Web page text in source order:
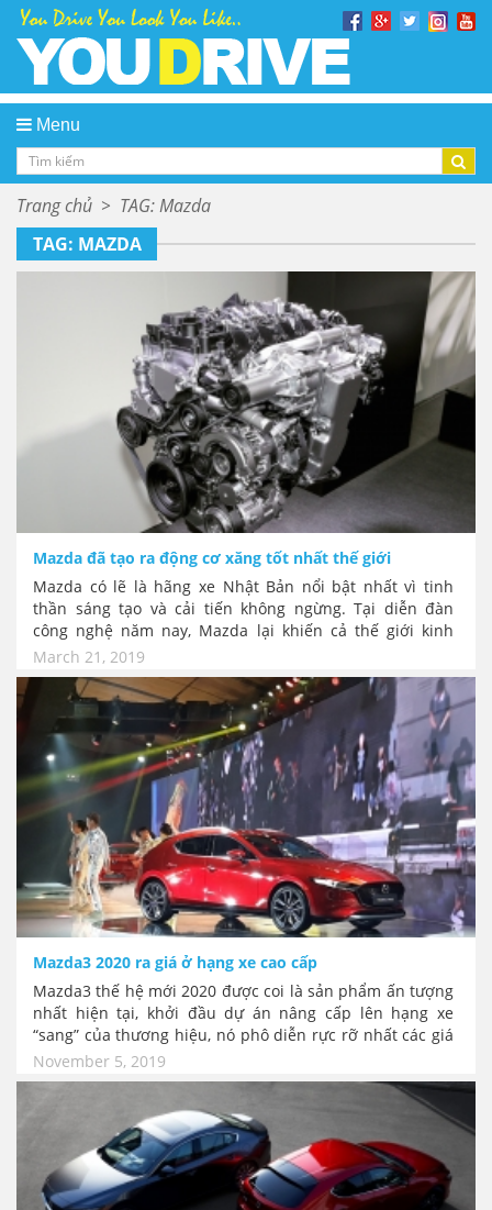
Menu
Trang chủ > TAG: Mazda
TAG: MAZDA
Mazda đã tạo ra động cơ xăng tốt nhất thế giới
Mazda có lẽ là hãng xe Nhật Bản nổi bật nhất vì tinh
thần sáng tạo và cải tiến không ngừng. Tại diễn đàn
công nghệ năm nay, Mazda lại khiến cả thế giới kinh
ngạc với SkyActiv-X, giải pháp đầu tiên chạm đến sự
hoàn hảo với động cơ đốt trong trên thế giới. Đồng thời
là những cải tiến công nghệ tổng thể đưa chất lượng xe
Mazda tiệm cận với đẳng cấp của xe sang.
March 21, 2019
Mazda3 2020 ra giá ở hạng xe cao cấp
Mazda3 thế hệ mới 2020 được coi là sản phẩm ấn tượng
nhất hiện tại, khởi đầu dự án nâng cấp lên hạng xe
“sang” của thương hiệu, nó phô diễn rực rỡ nhất các giá
trị cốt lõi của Mazda từ thiết kế đến công năng. Chính
thức ra mắt tại Việt Nam với 10 phiên bản, 2 dòng động
cơ, gồm cả sedan và hatchback. Mức giá chính thức từ
719 đến 939 Triệu đồng.
November 5, 2019